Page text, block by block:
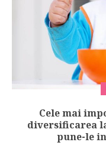
Cele mai
diversificarea
pune-le